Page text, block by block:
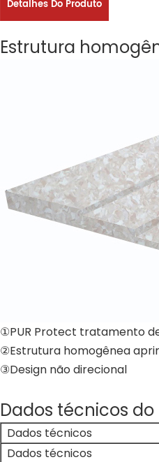
Detalhes Do Produto
Estrutura
①PUR Protect tratamento
②Estrutura homogênea
③Design não direcional
Dados técnicos
Dados técnicos
Dados técnicos